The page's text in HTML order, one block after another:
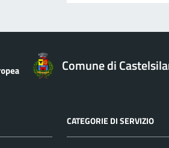
Comune di
CATEGORIE DI SERVIZIO